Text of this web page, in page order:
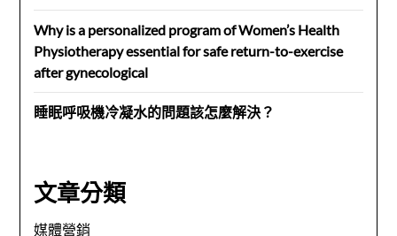
Why is a personalized program of Women’s Health
Physiotherapy essential for safe return-to-exercise
after gynecological
睡眠呼吸機冷凝水的問題該怎麼解決？
文章分類
媒體營銷